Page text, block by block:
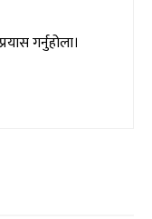
गर्नुहोला।